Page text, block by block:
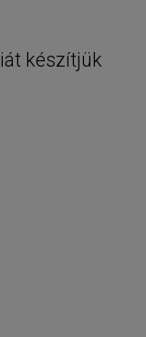
készítjük